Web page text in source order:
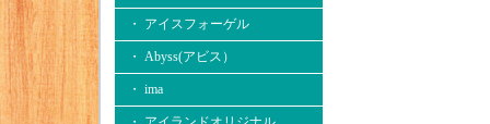
・ アイスフォーゲル
・ Abyss(アビス）
・ ima